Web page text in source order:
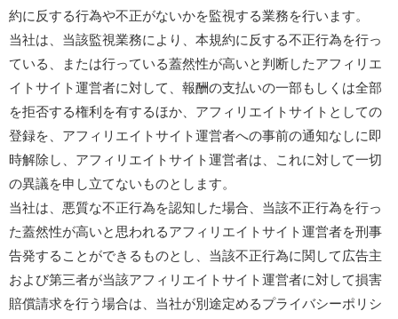
約に反する行為や不正がないかを監視する業務を行います。
当社は、当該監視業務により、本規約に反する不正行為を行っ
ている、または行っている蓋然性が高いと判断したアフィリエ
イトサイト運営者に対して、報酬の支払いの一部もしくは全部
を拒否する権利を有するほか、アフィリエイトサイトとしての
登録を、アフィリエイトサイト運営者への事前の通知なしに即
時解除し、アフィリエイトサイト運営者は、これに対して一切
の異議を申し立てないものとします。
当社は、悪質な不正行為を認知した場合、当該不正行為を行っ
た蓋然性が高いと思われるアフィリエイトサイト運営者を刑事
告発することができるものとし、当該不正行為に関して広告主
および第三者が当該アフィリエイトサイト運営者に対して損害
賠償請求を行う場合は、当社が別途定めるプライバシーポリシ